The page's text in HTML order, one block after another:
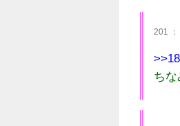
201 ：
ちな